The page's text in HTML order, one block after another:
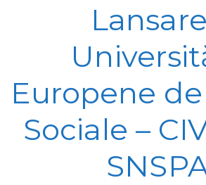
Europene
Sociale –